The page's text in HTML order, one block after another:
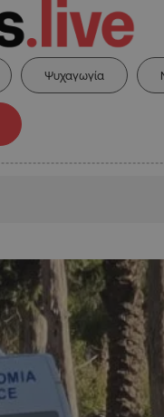
Ψυχαγωγία